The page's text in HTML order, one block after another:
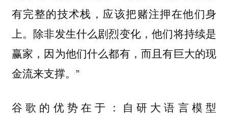
有完整的技术栈，应该把赌注押在他们身
上。除非发生什么剧烈变化，他们将持续是
赢家，因为他们什么都有，而且有巨大的现
金流来支撑。”
谷歌的优势在于：
自研大语言模型